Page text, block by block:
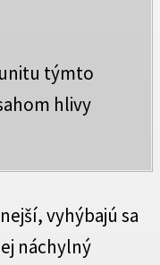
týmto
hlivy
vyhýbajú sa
náchylný